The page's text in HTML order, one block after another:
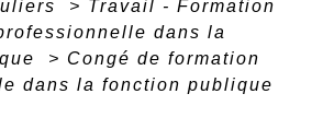
> Travail - Formation
dans la
> Congé de formation
dans la fonction publique